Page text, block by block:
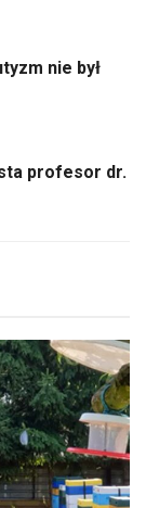
nie był
profesor dr.